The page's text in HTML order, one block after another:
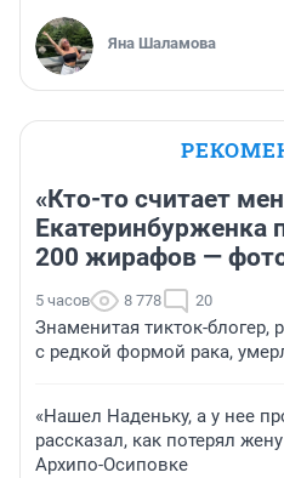
Яна Шаламова
«Кто-то считает
Екатеринбурженка
200 жирафов —
5 часов 8 778 20
Знаменитая тикток-блогер,
с редкой формой рака,
«Нашел Наденьку, а у нее
рассказал, как потерял
Архипо-Осиповке